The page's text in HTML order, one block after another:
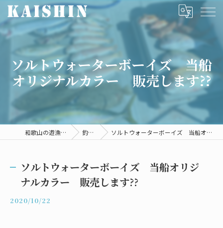
ソルトウォーターボーイズ 当船
オリジナルカラー 販売します??
和歌山の遊漁船ならKAISHIN 釣果情報 ソルトウォーターボーイズ 当船オリジナルカラー 販売します??
ソルトウォーターボーイズ 当船オリジ
ナルカラー 販売します??
2020/10/22